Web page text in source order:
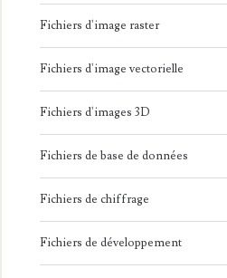
Fichiers d'image raster
Fichiers d'image vectorielle
Fichiers d'images 3D
Fichiers de base de données
Fichiers de chiffrage
Fichiers de développement